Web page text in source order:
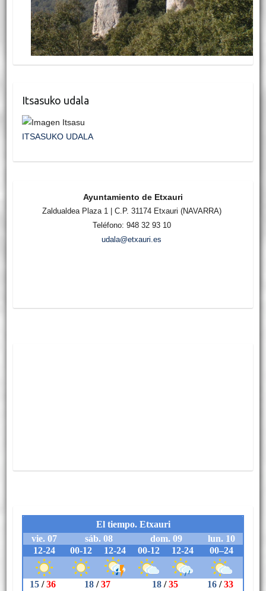
Itsasuko udala
ITSASUKO UDALA
Ayuntamiento de Etxauri
Zaldualdea Plaza 1 | C.P. 31174 Etxauri (NAVARRA)
Teléfono: 948 32 93 10
udala@etxauri.es